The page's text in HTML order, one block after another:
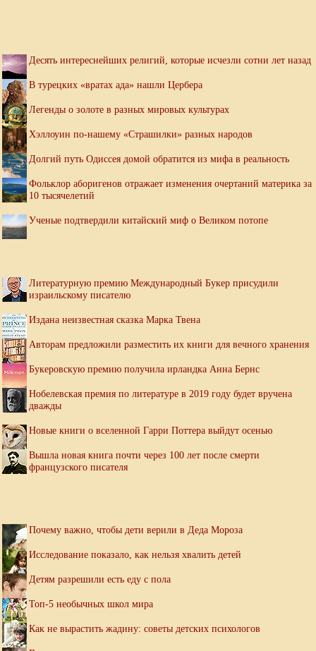
Десять интереснейших религий, которые исчезли сотни лет назад
В турецких «вратах ада» нашли Цербера
Легенды о золоте в разных мировых культурах
Хэллоуин по-нашему «Страшилки» разных народов
Долгий путь Одиссея домой обратится из мифа в реальность
Фольклор аборигенов отражает изменения очертаний материка за
10 тысячелетий
Ученые подтвердили китайский миф о Великом потопе
Литературную премию Международный Букер присудили
израильскому писателю
Издана неизвестная сказка Марка Твена
Авторам предложили разместить их книги для вечного хранения
Букеровскую премию получила ирландка Анна Бернс
Нобелевская премия по литературе в 2019 году будет вручена
дважды
Новые книги о вселенной Гарри Поттера выйдут осенью
Вышла новая книга почти через 100 лет после смерти
французского писателя
Почему важно, чтобы дети верили в Деда Мороза
Исследование показало, как нельзя хвалить детей
Детям разрешили есть еду с пола
Топ-5 необычных школ мира
Как не вырастить жадину: советы детских психологов